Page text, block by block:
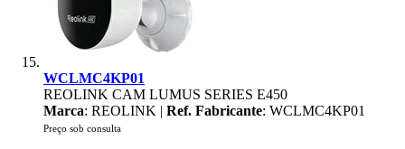
WCLMC4KP01
REOLINK CAM LUMUS SERIES E450
Marca: REOLINK | Ref. Fabricante: WCLMC4KP01
Preço sob consulta